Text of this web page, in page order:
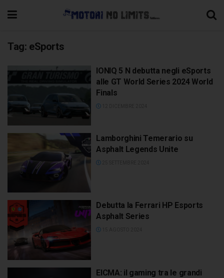
Tag: eSports
IONIQ 5 N debutta negli eSports
alle GT World Series 2024 World
Finals
Lamborghini Temerario su
Asphalt Legends Unite
Debutta la Ferrari HP Esports
Asphalt Series
EICMA: il gaming tra le grandi